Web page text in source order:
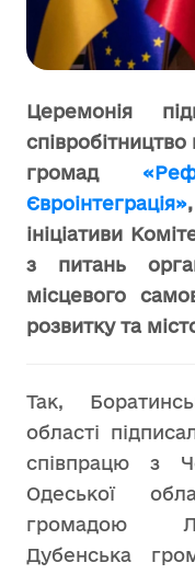
Церемонія
громад
Євроінтеграція»
ініціативи
з питань
місцевого
розвитку та
Так,
області
співпрацю з
Одеської
громадою
Дубенська